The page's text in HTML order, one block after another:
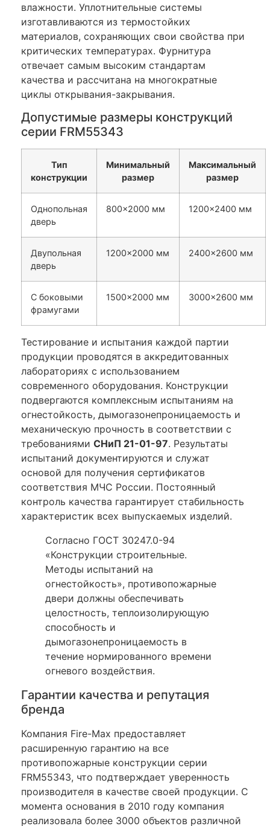
влажности. Уплотнительные системы
изготавливаются из термостойких
материалов, сохраняющих свои свойства при
критических температурах. Фурнитура
отвечает самым высоким стандартам
качества и рассчитана на многократные
циклы открывания-закрывания.
Допустимые размеры конструкций
серии FRM55343
Тип
конструкции
Минимальный
размер
Максимальный
размер
Однопольная
дверь
800×2000 мм 1200×2400 мм
Двупольная
дверь
1200×2000 мм 2400×2600 мм
С боковыми
фрамугами
1500×2000 мм 3000×2600 мм
Тестирование и испытания каждой партии
продукции проводятся в аккредитованных
лабораториях с использованием
современного оборудования. Конструкции
подвергаются комплексным испытаниям на
огнестойкость, дымогазонепроницаемость и
механическую прочность в соответствии с
требованиями СНиП 21-01-97. Результаты
испытаний документируются и служат
основой для получения сертификатов
соответствия МЧС России. Постоянный
контроль качества гарантирует стабильность
характеристик всех выпускаемых изделий.
Согласно ГОСТ 30247.0-94
«Конструкции строительные.
Методы испытаний на
огнестойкость», противопожарные
двери должны обеспечивать
целостность, теплоизолирующую
способность и
дымогазонепроницаемость в
течение нормированного времени
огневого воздействия.
Гарантии качества и репутация
бренда
Компания Fire-Max предоставляет
расширенную гарантию на все
противопожарные конструкции серии
FRM55343, что подтверждает уверенность
производителя в качестве своей продукции. С
момента основания в 2010 году компания
реализовала более 3000 объектов различной